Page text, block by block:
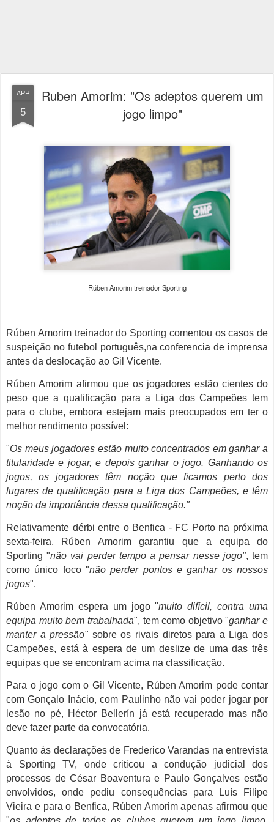
APR
5
Ruben Amorim: "Os adeptos querem um
jogo limpo"
Rúben Amorim treinador Sporting
Rúben Amorim treinador do Sporting comentou os casos de
suspeição no futebol português,na conferencia de imprensa
antes da deslocação ao Gil Vicente.
Rúben Amorim afirmou que os jogadores estão cientes do
peso que a qualificação para a Liga dos Campeões tem
para o clube, embora estejam mais preocupados em ter o
melhor rendimento possível:
"Os meus jogadores estão muito concentrados em ganhar a
titularidade e jogar, e depois ganhar o jogo. Ganhando os
jogos, os jogadores têm noção que ficamos perto dos
lugares de qualificação para a Liga dos Campeões, e têm
noção da importância dessa qualificação."
Relativamente dérbi entre o Benfica - FC Porto na próxima
sexta-feira, Rúben Amorim garantiu que a equipa do
Sporting "não vai perder tempo a pensar nesse jogo", tem
como único foco "não perder pontos e ganhar os nossos
jogos".
Rúben Amorim espera um jogo "muito difícil, contra uma
equipa muito bem trabalhada", tem como objetivo "ganhar e
manter a pressão"sobre os rivais diretos para a Liga dos
Campeões, está à espera de um deslize de uma das três
equipas que se encontram acima na classificação.
Para o jogo com o Gil Vicente, Rúben Amorim pode contar
com Gonçalo Inácio, com Paulinho não vai poder jogar por
lesão no pé, Héctor Bellerín já está recuperado mas não
deve fazer parte da convocatória.
Quanto ás declarações de Frederico Varandas na entrevista
à Sporting TV, onde criticou a condução judicial dos
processos de César Boaventura e Paulo Gonçalves estão
envolvidos, onde pediu consequências para Luís Filipe
Vieira e para o Benfica, Rúben Amorim apenas afirmou que